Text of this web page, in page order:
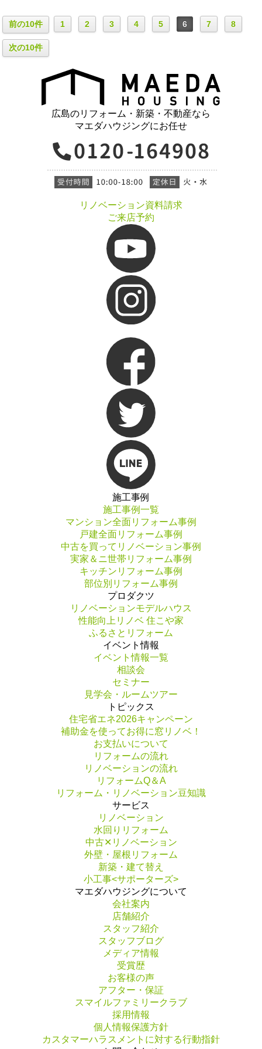
前の10件 1 2 3 4 5 6 7 8
次の10件
広島のリフォーム・新築・不動産なら
マエダハウジングにお任せ
リノベーション資料請求
ご来店予約
施工事例
施工事例一覧
マンション全面リフォーム事例
戸建全面リフォーム事例
中古を買ってリノベーション事例
実家＆ニ世帯リフォーム事例
キッチンリフォーム事例
部位別リフォーム事例
プロダクツ
リノベーションモデルハウス
性能向上リノベ 住こや家
ふるさとリフォーム
イベント情報
イベント情報一覧
相談会
セミナー
見学会・ルームツアー
トピックス
住宅省エネ2026キャンペーン
補助金を使ってお得に窓リノベ！
お支払いについて
リフォームの流れ
リノベーションの流れ
リフォームQ＆A
リフォーム・リノベーション豆知識
サービス
リノベーション
水回りリフォーム
中古✕リノベーション
外壁・屋根リフォーム
新築・建て替え
小工事<サポーターズ>
マエダハウジングについて
会社案内
店舗紹介
スタッフ紹介
スタッフブログ
メディア情報
受賞歴
お客様の声
アフター・保証
スマイルファミリークラブ
採用情報
個人情報保護方針
カスタマーハラスメントに対する行動指針